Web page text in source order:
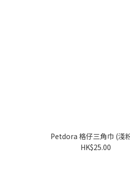
Petdora 格仔三角巾 (淺
HK$25.00